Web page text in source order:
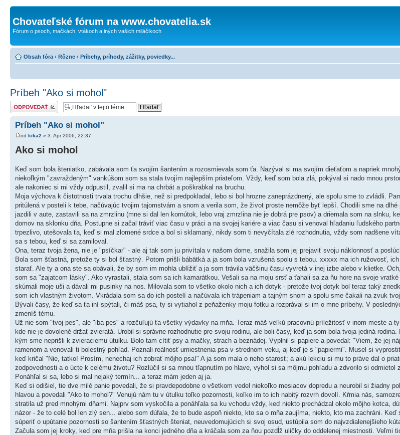
Chovateľské fórum na www.chovatelia.sk
Fórum o psoch, mačkách, vtákoch a iných vašich miláčikoch
Obsah fóra ‹ Rôzne ‹ Príbehy, príhody, zážitky, poviedky...
Príbeh "Ako si mohol"
Odoslať odpoveď
Príbeh "Ako si mohol"
od kika2 » 3. Apr 2006, 22:37
Ako si mohol
Keď som bola šteniatko, zabávala som ťa svojím šantením a rozosmievala som ťa. Nazýval si ma svojím dieťaťom a napriek
niekoľkým "zavraždeným" vankúšom som sa stala tvojím najlepším priateľom. Vždy, keď som bola zlá, pokýval si nado mnou
ale nakoniec si mi vždy odpustil, zvalil si ma na chrbát a poškrabkal na bruchu.
Moja výchova k čistotnosti trvala trochu dlhšie, než si predpokladal, lebo si bol hrozne zaneprázdnený, ale spolu sme to zvládli.
pritúlená v posteli k tebe, načúvajúc tvojim tajomstvám a snom a verila som, že život proste nemôže byť lepší. Chodili sme na dlhé
jazdili v aute, zastavili sa na zmrzlinu (mne si dal len kornútok, lebo vraj zmrzlina nie je dobrá pre psov) a driemala som na slnku,
domov na sklonku dňa. Postupne si začal tráviť viac času v práci a na svojej kariére a viac času si venoval hľadaniu ľudského
trpezlivo, utešovala ťa, keď si mal zlomené srdce a bol si sklamaný, nikdy som ti nevyčítala zlé rozhodnutia, vždy som nadšene
sa s tebou, keď si sa zamiloval.
Ona, teraz tvoja žena, nie je "psíčkar" - ale aj tak som ju privítala v našom dome, snažila som jej prejaviť svoju náklonnosť a
Bola som šťastná, pretože ty si bol šťastný. Potom prišli bábätká a ja som bola vzrušená spolu s tebou. xxxxx ma ich ružovosť,
starať. Ale ty a ona ste sa obávali, že by som im mohla ublížiť a ja som trávila väčšinu času vyvretá v inej izbe alebo v klietke.
som sa "zajatcom lásky". Ako vyrastali, stala som sa ich kamarátkou. Vešali sa na moju srsť a ťahali sa za ňu hore na svoje
skúmali moje uši a dávali mi pusinky na nos. Milovala som to všetko okolo nich a ich dotyk - pretože tvoj dotyk bol teraz taký
som ich vlastným životom. Vkrádala som sa do ich postelí a načúvala ich trápeniam a tajným snom a spolu sme čakali na zvuk
Bývali časy, že keď sa ťa iní spýtali, či máš psa, ty si vytiahol z peňaženky moju fotku a rozprával si im o mne príbehy. V
zmeníš tému.
Už nie som "tvoj pes", ale "iba pes" a rozčuľujú ťa všetky výdavky na mňa. Teraz máš veľkú pracovnú príležitosť v inom meste a
kde nie je dovolené držať zvieratá. Urobil si správne rozhodnutie pre svoju rodinu, ale boli časy, keď ja som bola tvoja jediná rodina.
kým sme neprišli k zvieraciemu útulku. Bolo tam cítiť psy a mačky, strach a beznádej. Vyplnil si papiere a povedal: "Viem, že jej
ramenom a venovali ti bolestný pohľad. Poznali reálnosť umiestnenia psa v strednom veku, aj keď je s "papiermi". Musel si
keď kričal "Nie, tatko! Prosím, nenechaj ich zobrať môjho psa!" A ja som mala o neho starosť; a akú lekciu si mu to práve dal o
zodpovednosti a o úcte k celému životu? Rozlúčil si sa mnou tľapnutím po hlave, vyhol si sa môjmu pohľadu a zdvorilo si odmietol
Ponáhľal si sa, lebo si mal nejaký termín... a teraz mám jeden aj ja.
Keď si odišiel, tie dve milé panie povedali, že si pravdepodobne o všetkom vedel niekoľko mesiacov dopredu a neurobil si žiadny
hlavou a povedali "Ako to mohol?" Venujú nám tu v útulku toľko pozornosti, koľko im to ich nabitý rozvrh dovolí. Kŕmia nás,
stratila už pred mnohými dňami. Najprv som vyskočila a ponáhľala sa ku vchodu vždy, keď niekto prechádzal okolo môjho kotca,
názor - že to celé bol len zlý sen... alebo som dúfala, že to bude aspoň niekto, kto sa o mňa zaujíma, niekto, kto ma zachráni. Keď
súperiť o upútanie pozornosti so šantením šťastných šteniat, neuvedomujúcich si svoj osud, ustúpila som do najvzdialenejšieho
Začula som jej kroky, keď pre mňa prišla na konci jedného dňa a kráčala som za ňou pozdĺž uličky do oddelenej miestnosti. Veľmi